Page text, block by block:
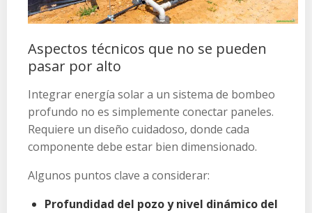
Aspectos técnicos que no se pueden
pasar por alto
Integrar energía solar a un sistema de bombeo
profundo no es simplemente conectar paneles.
Requiere un diseño cuidadoso, donde cada
componente debe estar bien dimensionado.
Algunos puntos clave a considerar:
Profundidad del pozo y nivel dinámico del